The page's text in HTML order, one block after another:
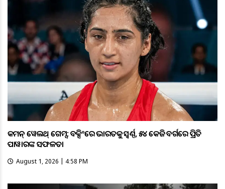
କମନ୍ ୱେଲଥ୍ ଗେମ୍ସ: ବକ୍ସିଂରେ ଭାରତକୁ ସ୍ବର୍ଣ୍ଣ, ୫୪ କେଜି ବର୍ଗରେ ପ୍ରିତି
ପାୱାରଙ୍କ ସଫଳତା
August 1, 2026 | 4:58 PM